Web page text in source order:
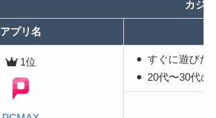
カジ
アプリ名
1位
すぐに遊びた
20代〜30代の